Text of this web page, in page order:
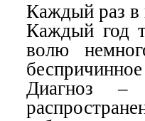
Каждый раз в
Каждый год
волю
Диагноз –